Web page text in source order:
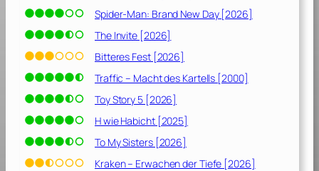
Spider-Man: Brand New Day [2026]
The Invite [2026]
Bitteres Fest [2026]
Traffic – Macht des Kartells [2000]
Toy Story 5 [2026]
H wie Habicht [2025]
To My Sisters [2026]
Kraken – Erwachen der Tiefe [2026]